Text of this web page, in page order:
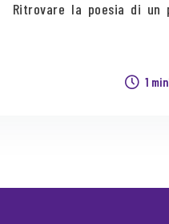
Ritrovare la poesia di un
1 min